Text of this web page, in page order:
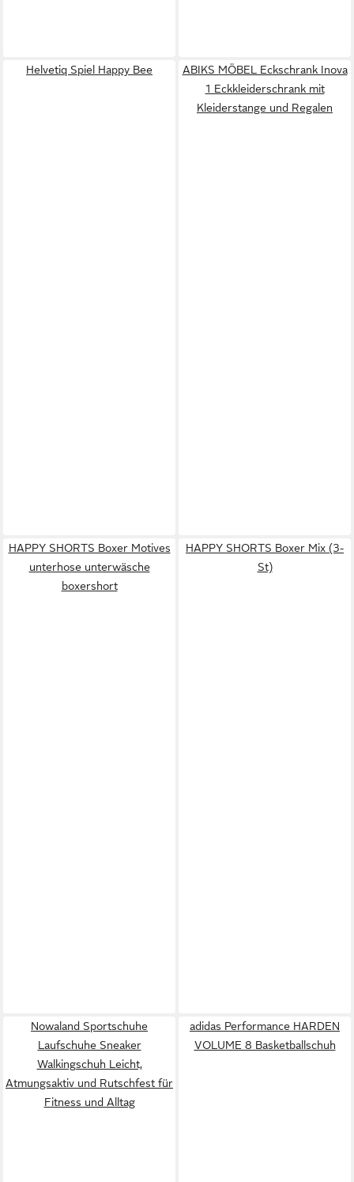
Helvetiq Spiel Happy Bee
ABIKS MÖBEL Eckschrank Inova
1 Eckkleiderschrank mit
Kleiderstange und Regalen
HAPPY SHORTS Boxer Motives
unterhose unterwäsche
boxershort
HAPPY SHORTS Boxer Mix (3-
St)
Nowaland Sportschuhe
Laufschuhe Sneaker
Walkingschuh Leicht,
Atmungsaktiv und Rutschfest für
Fitness und Alltag
adidas Performance HARDEN
VOLUME 8 Basketballschuh